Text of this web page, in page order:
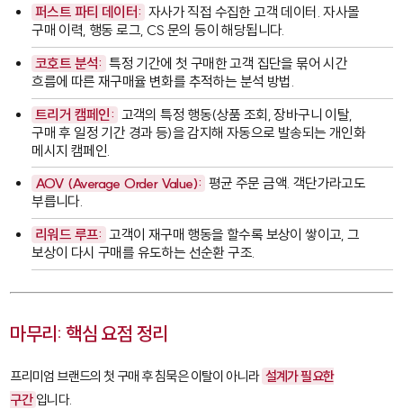
퍼스트 파티 데이터: 자사가 직접 수집한 고객 데이터. 자사몰
구매 이력, 행동 로그, CS 문의 등이 해당됩니다.
코호트 분석: 특정 기간에 첫 구매한 고객 집단을 묶어 시간
흐름에 따른 재구매율 변화를 추적하는 분석 방법.
트리거 캠페인: 고객의 특정 행동(상품 조회, 장바구니 이탈,
구매 후 일정 기간 경과 등)을 감지해 자동으로 발송되는 개인화
메시지 캠페인.
AOV (Average Order Value): 평균 주문 금액. 객단가라고도
부릅니다.
리워드 루프: 고객이 재구매 행동을 할수록 보상이 쌓이고, 그
보상이 다시 구매를 유도하는 선순환 구조.
마무리: 핵심 요점 정리
프리미엄 브랜드의 첫 구매 후 침묵은 이탈이 아니라 설계가 필요한
구간 입니다.